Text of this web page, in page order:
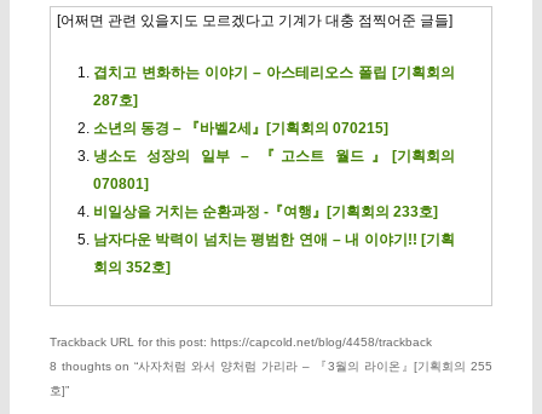
[어쩌면 관련 있을지도 모르겠다고 기계가 대충 점찍어준 글들]
겹치고 변화하는 이야기 – 아스테리오스 폴립 [기획회의
287호]
소년의 동경 – 『바벨2세』[기획회의 070215]
냉소도 성장의 일부 – 『고스트 월드』[기획회의
070801]
비일상을 거치는 순환과정 -『여행』[기획회의 233호]
남자다운 박력이 넘치는 평범한 연애 – 내 이야기!! [기획
회의 352호]
Trackback URL for this post: https://capcold.net/blog/4458/trackback
8 thoughts on “사자처럼 와서 양처럼 가리라 – 『3월의 라이온』[기획회의 255
호]”